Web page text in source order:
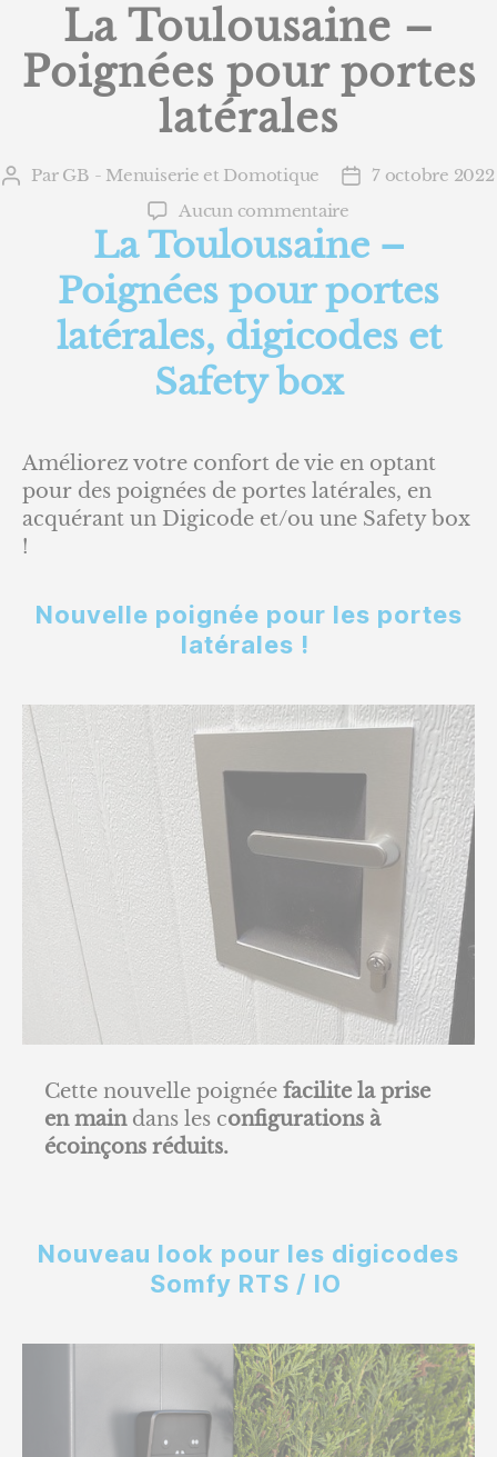
La Toulousaine –
Poignées pour portes
latérales
Auteur
Par GB - Menuiserie et Domotique
Date7 octobre 2022
Aucun commentairesur
La
Toulousaine
–
Poignées
pour
portes
La Toulousaine –
Poignées pour portes
latérales, digicodes et
Safety box
Améliorez votre confort de vie en optant
pour des poignées de portes latérales, en
acquérant un Digicode et/ou une Safety box
!
Nouvelle poignée pour les portes
latérales !
Cette nouvelle poignée facilite la prise
en maindans les configurations à
écoinçons réduits.
Nouveau look pour les digicodes
Somfy RTS / IO